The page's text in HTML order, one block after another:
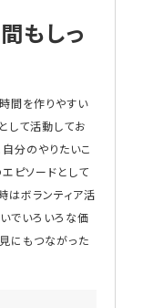
もしっ
間を作りやすい
して活動してお
自分のやりたいこ
ピソードとして
はボランティア活
でいろいろな価
にもつながった